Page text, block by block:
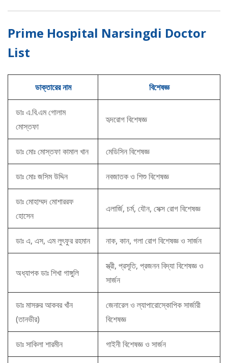
Prime Hospital Narsingdi Doctor
List
ডাক্তারের নাম বিশেষজ্ঞ
ডাঃ এ.বি.এম গোলাম
মোস্তফা
হৃদরোগ বিশেষজ্ঞ
ডাঃ মোঃ মোস্তফা কামাল খান মেডিসিন বিশেষজ্ঞ
ডাঃ মোঃ জসিম উদ্দিন নবজাতক ও শিশু বিশেষজ্ঞ
ডাঃ মোহাম্মদ মোশাররফ
হোসেন
এলার্জি, চর্ম, যৌন, সেক্স রোগ বিশেষজ্ঞ
ডাঃ এ, এস, এম লুৎফুর রহমান নাক, কান, গলা রোগ বিশেষজ্ঞ ও সার্জন
অধ্যাপক ডাঃ শিখা গাঙ্গুলি
স্ত্রী, প্রসূতি, প্রজনন বিদ্যা বিশেষজ্ঞ ও
সার্জন
ডাঃ মাসরুর আকবর খাঁন
(তানভীর)
জেনারেল ও ল্যাপারোস্কোপিক সার্জারী
বিশেষজ্ঞ
ডাঃ সাকিলা শারমীন গাইনী বিশেষজ্ঞ ও সার্জন